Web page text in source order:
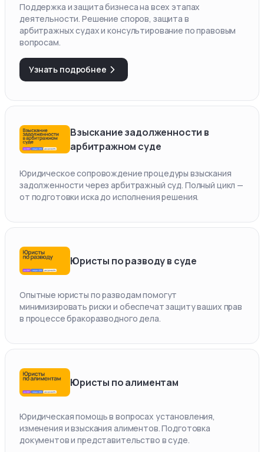
Поддержка и защита бизнеса на всех этапах
деятельности. Решение споров, защита в
арбитражных судах и консультирование по правовым
вопросам.
Узнать подробнее
Взыскание задолженности в
арбитражном суде
Юридическое сопровождение процедуры взыскания
задолженности через арбитражный суд. Полный цикл —
от подготовки иска до исполнения решения.
Юристы по разводу в суде
Опытные юристы по разводам помогут
минимизировать риски и обеспечат защиту ваших прав
в процессе бракоразводного дела.
Юристы по алиментам
Юридическая помощь в вопросах установления,
изменения и взыскания алиментов. Подготовка
документов и представительство в суде.